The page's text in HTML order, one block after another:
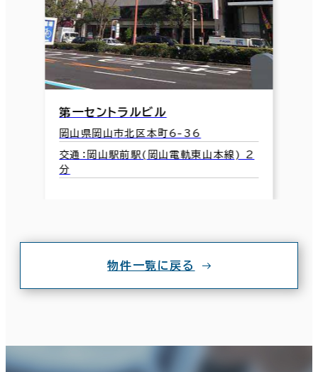
第一セントラルビル
岡山県岡山市北区本町6-36
交通：岡山駅前駅(岡山電軌東山本線) 2
分
物件一覧に戻る